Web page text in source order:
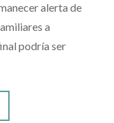
alerta de
a
podría ser